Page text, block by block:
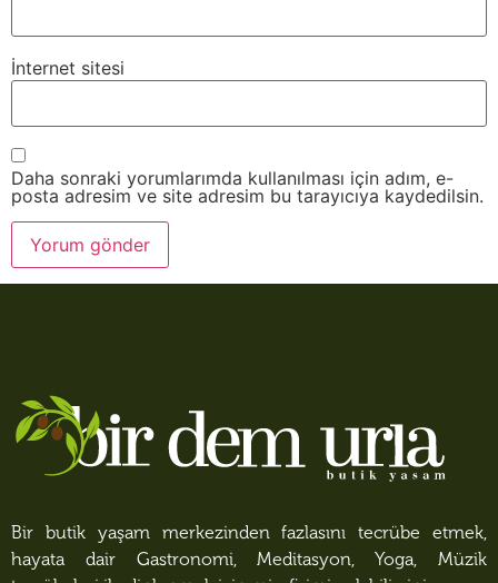
İnternet sitesi
Daha sonraki yorumlarımda kullanılması için adım, e-
posta adresim ve site adresim bu tarayıcıya kaydedilsin.
Bir butik yaşam merkezinden fazlasını tecrübe etmek,
hayata dair Gastronomi, Meditasyon, Yoga, Müzik